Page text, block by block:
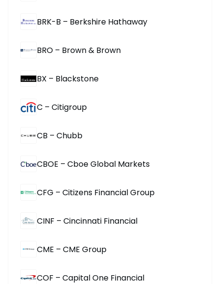
BRK-B – Berkshire Hathaway
BRO – Brown & Brown
BX – Blackstone
C – Citigroup
CB – Chubb
CBOE – Cboe Global Markets
CFG – Citizens Financial Group
CINF – Cincinnati Financial
CME – CME Group
COF – Capital One Financial